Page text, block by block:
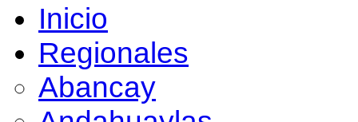
Inicio
Regionales
Abancay